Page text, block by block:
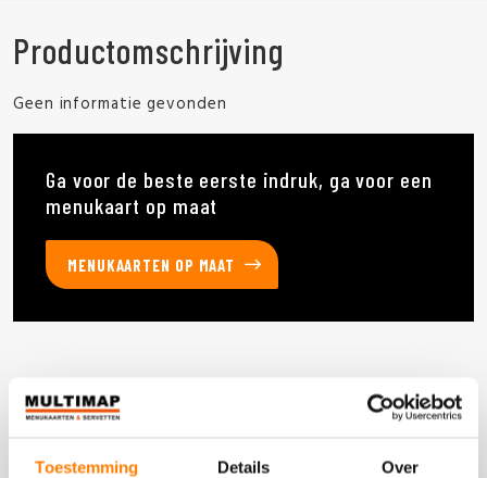
Toestemming Details Over
Productomschrijving
Geen informatie gevonden
Ga voor de beste eerste indruk, ga voor een
menukaart op maat
MENUKAARTEN OP MAAT
Deze producten heb je eerder bekeken